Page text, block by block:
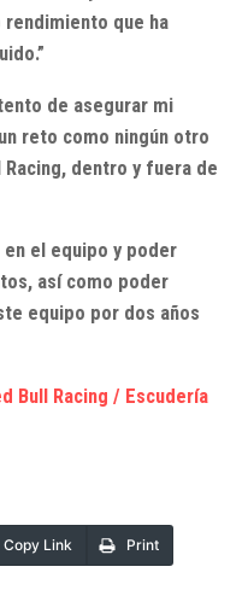
que ha
de asegurar mi
reto como ningún otro
dentro y fuera de
el equipo y poder
así como poder
equipo por dos años
Bull Racing / Escudería
Copy Link Print